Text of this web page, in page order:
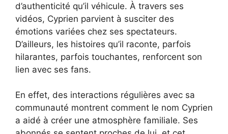
d’authenticité qu’il véhicule. À travers ses
vidéos, Cyprien parvient à susciter des
émotions variées chez ses spectateurs.
D’ailleurs, les histoires qu’il raconte, parfois
hilarantes, parfois touchantes, renforcent son
lien avec ses fans.
En effet, des interactions régulières avec sa
communauté montrent comment le nom Cyprien
a aidé à créer une atmosphère familiale. Ses